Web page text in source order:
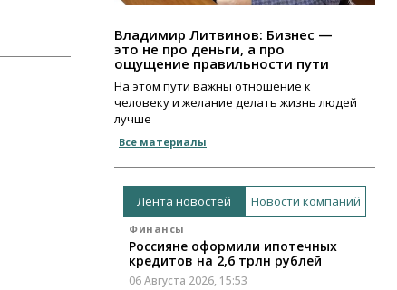
Владимир Литвинов: Бизнес —
это не про деньги, а про
ощущение правильности пути
На этом пути важны отношение к
человеку и желание делать жизнь людей
лучше
Все материалы
Лента новостей Новости компаний
Финансы
Россияне оформили ипотечных
кредитов на 2,6 трлн рублей
06 Августа 2026, 15:53